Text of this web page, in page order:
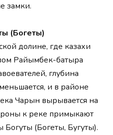
замки.
(Богеты)
долине, где казахи
Райымбек-батыра
глубина
и в районе
Чарын вырывается на
к реке примыкают
(Богеты, Бугуты).